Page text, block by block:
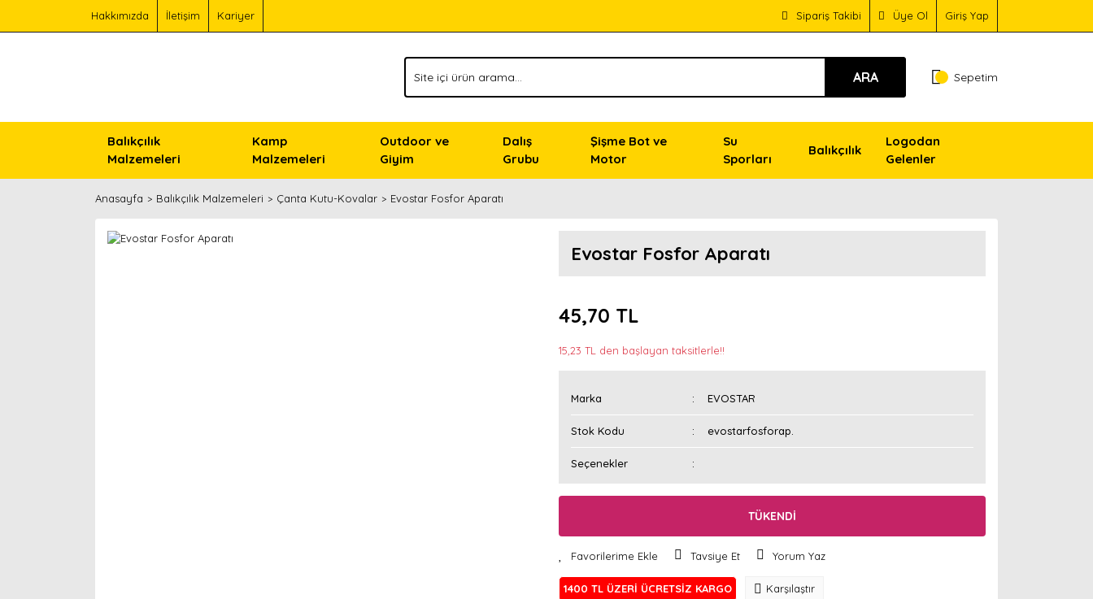
Hakkımızda İletişim Kariyer Sipariş Takibi Üye Ol Giriş Yap
ARA Sepetim
Balıkçılık
Malzemeleri
Kamp
Malzemeleri
Outdoor ve
Giyim
Dalış
Grubu
Şişme Bot ve
Motor
Su
Sporları
Balıkçılık
Logodan
Gelenler
Anasayfa Balıkçılık Malzemeleri Çanta Kutu-Kovalar Evostar Fosfor Aparatı
Evostar Fosfor Aparatı
45,70 TL
15,23 TL den başlayan taksitlerle!!
Marka EVOSTAR
Stok Kodu evostarfosforap.
Seçenekler
TÜKENDİ
Tavsiye Et Yorum Yaz
1400 TL ÜZERİ ÜCRETSİZ KARGO Karşılaştır